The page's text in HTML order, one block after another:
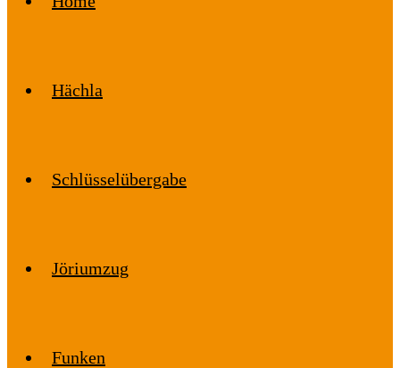
Hächla
Schlüsselübergabe
Jöriumzug
Funken